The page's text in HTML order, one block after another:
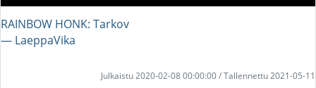
RAINBOW HONK: Tarkov
― LaeppaVika
Julkaistu 2020-02-08 00:00:00 / Tallennettu 2021-05-11